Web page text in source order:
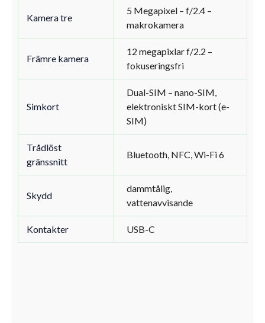
Kamera tre
5 Megapixel – f/2.4 –
makrokamera
Främre kamera
12 megapixlar f/2.2 –
fokuseringsfri
Simkort
Dual-SIM – nano-SIM,
elektroniskt SIM-kort (e-
SIM)
Trådlöst
gränssnitt
Bluetooth, NFC, Wi-Fi 6
Skydd
dammtålig,
vattenavvisande
Kontakter USB-C